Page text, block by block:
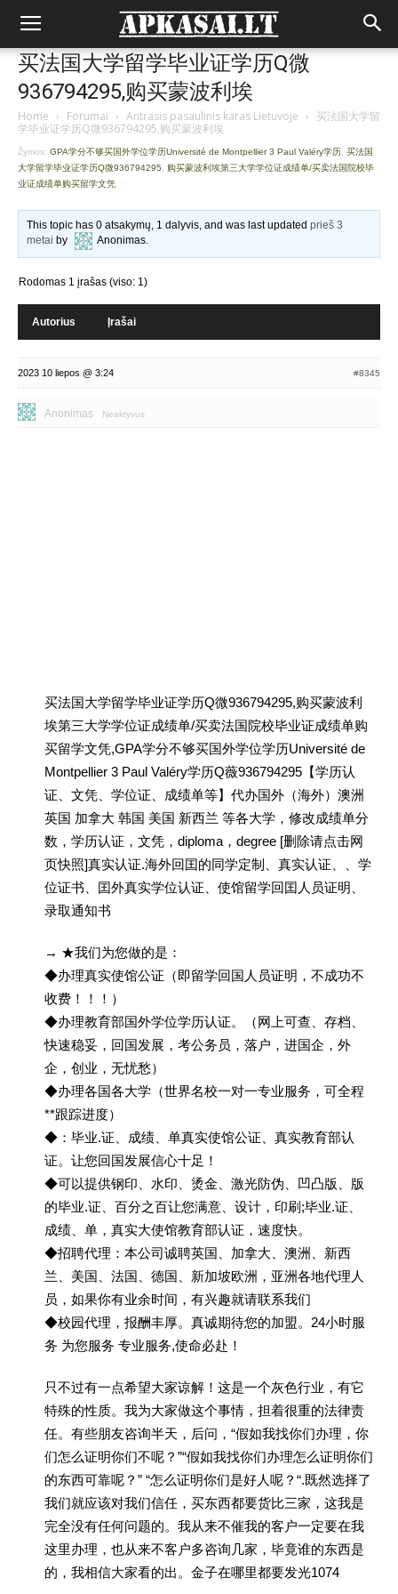
买法国大学留学毕业证学历Q微
936794295,购买蒙波利埃
Home › Forumai › Antrasis pasaulinis karas Lietuvoje › 买法国大学留
学毕业证学历Q微936794295,购买蒙波利埃
Žymos: GPA学分不够买国外学位学历Université de Montpellier 3 Paul Valéry学历 买法国
大学留学毕业证学历Q微936794295
购买蒙波利埃第三大学学位证成绩单/买卖法国院校毕
业证成绩单购买留学文凭
This topic has 0 atsakymų, 1 dalyvis, and was last updatedprieš 3
metai by Anonimas.
Rodomas 1 įrašas (viso: 1)
Autorius Įrašai
2023 10 liepos @ 3:24 #8345
Anonimas Neaktyvus
买法国大学留学毕业证学历Q微936794295,购买蒙波利
埃第三大学学位证成绩单/买卖法国院校毕业证成绩单购
买留学文凭,GPA学分不够买国外学位学历Université de
Montpellier 3 Paul Valéry学历Q薇936794295【学历认
证、文凭、学位证、成绩单等】代办国外（海外）澳洲
英国 加拿大 韩国 美国 新西兰 等各大学，修改成绩单分
数，学历认证，文凭，diploma，degree [删除请点击网
页快照]真实认证.海外回囯的同学定制、真实认证、、学
位证书、囯外真实学位认证、使馆留学回囯人员证明、
录取通知书
→ ★我们为您做的是：
◆办理真实使馆公证（即留学回国人员证明，不成功不
收费！！！）
◆办理教育部国外学位学历认证。（网上可查、存档、
快速稳妥，回国发展，考公务员，落户，进国企，外
企，创业，无忧愁）
◆办理各国各大学（世界名校一对一专业服务，可全程
**跟踪进度）
◆：毕业.证、成绩、单真实使馆公证、真实教育部认
证。让您回国发展信心十足！
◆可以提供钢印、水印、烫金、激光防伪、凹凸版、版
的毕业.证、百分之百让您满意、设计，印刷;毕业.证、
成绩、单，真实大使馆教育部认证，速度快。
◆招聘代理：本公司诚聘英国、加拿大、澳洲、新西
兰、美国、法国、德国、新加坡欧洲，亚洲各地代理人
员，如果你有业余时间，有兴趣就请联系我们
◆校园代理，报酬丰厚。真诚期待您的加盟。24小时服
务 为您服务 专业服务,使命必赴！
只不过有一点希望大家谅解！这是一个灰色行业，有它
特殊的性质。我为大家做这个事情，担着很重的法律责
任。有些朋友咨询半天，后问，“假如我找你们办理，你
们怎么证明你们不呢？”“假如我找你们办理怎么证明你们
的东西可靠呢？” “怎么证明你们是好人呢？“.既然选择了
我们就应该对我们信任，买东西都要货比三家，这我是
完全没有任何问题的。我从来不催我的客户一定要在我
这里办理，也从来不客户多咨询几家，毕竟谁的东西是
的，我相信大家看的出。金子在哪里都要发光1074